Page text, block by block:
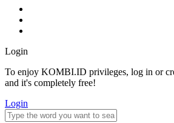
Login
To enjoy KOMBI.ID privileges, log in or
and it's completely free!
Login